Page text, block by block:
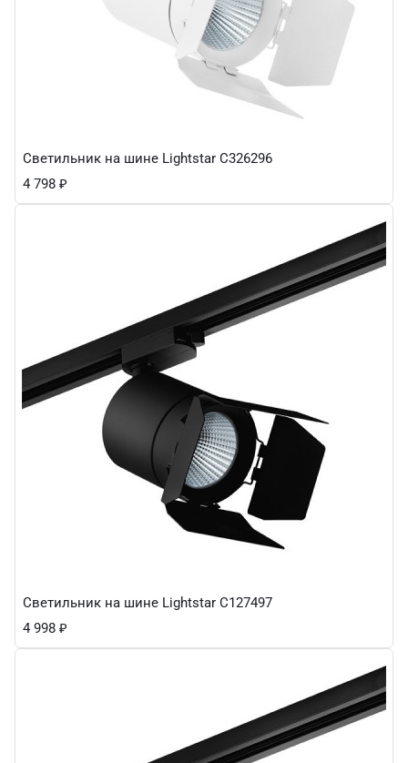
Светильник на шине Lightstar C326296
4 798 ₽
Светильник на шине Lightstar C127497
4 998 ₽